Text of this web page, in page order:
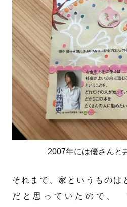
2007年には優さんと
それまで、家というものは
だと思っていたので、